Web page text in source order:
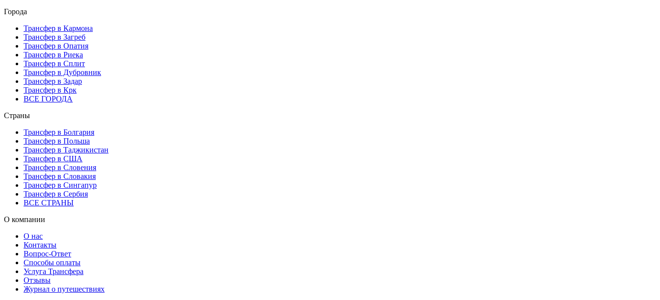
Города
Трансфер в Кармона
Трансфер в Загреб
Трансфер в Опатия
Трансфер в Риека
Трансфер в Сплит
Трансфер в Дубровник
Трансфер в Задар
Трансфер в Крк
ВСЕ ГОРОДА
Страны
Трансфер в Болгария
Трансфер в Польша
Трансфер в Таджикистан
Трансфер в США
Трансфер в Словения
Трансфер в Словакия
Трансфер в Сингапур
Трансфер в Сербия
ВСЕ СТРАНЫ
О компании
О нас
Контакты
Вопрос-Ответ
Способы оплаты
Услуга Трансфера
Отзывы
Журнал о путешествиях